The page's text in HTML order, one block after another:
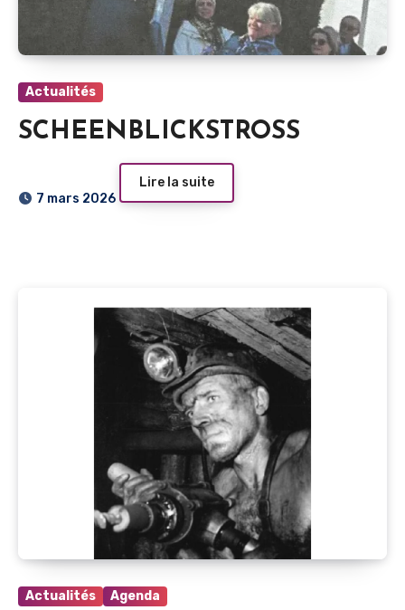
Actualités
SCHEENBLICKSTROSS
7 mars 2026
Lire la suite
Actualités Agenda